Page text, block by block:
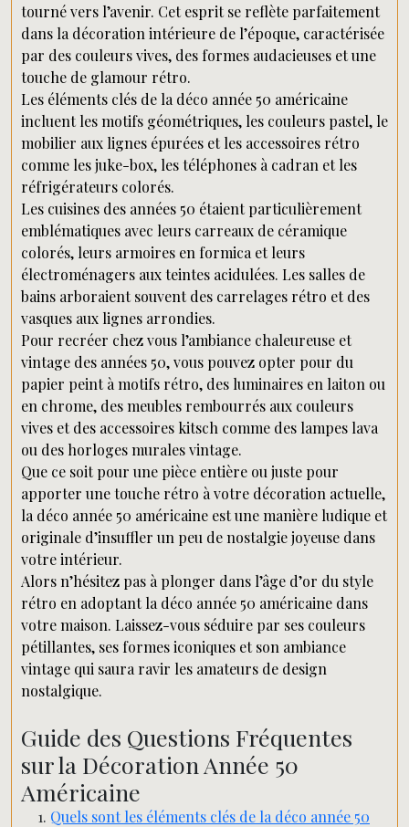
tourné vers l’avenir. Cet esprit se reflète parfaitement
dans la décoration intérieure de l’époque, caractérisée
par des couleurs vives, des formes audacieuses et une
touche de glamour rétro.
Les éléments clés de la déco année 50 américaine
incluent les motifs géométriques, les couleurs pastel, le
mobilier aux lignes épurées et les accessoires rétro
comme les juke-box, les téléphones à cadran et les
réfrigérateurs colorés.
Les cuisines des années 50 étaient particulièrement
emblématiques avec leurs carreaux de céramique
colorés, leurs armoires en formica et leurs
électroménagers aux teintes acidulées. Les salles de
bains arboraient souvent des carrelages rétro et des
vasques aux lignes arrondies.
Pour recréer chez vous l’ambiance chaleureuse et
vintage des années 50, vous pouvez opter pour du
papier peint à motifs rétro, des luminaires en laiton ou
en chrome, des meubles rembourrés aux couleurs
vives et des accessoires kitsch comme des lampes lava
ou des horloges murales vintage.
Que ce soit pour une pièce entière ou juste pour
apporter une touche rétro à votre décoration actuelle,
la déco année 50 américaine est une manière ludique et
originale d’insuffler un peu de nostalgie joyeuse dans
votre intérieur.
Alors n’hésitez pas à plonger dans l’âge d’or du style
rétro en adoptant la déco année 50 américaine dans
votre maison. Laissez-vous séduire par ses couleurs
pétillantes, ses formes iconiques et son ambiance
vintage qui saura ravir les amateurs de design
nostalgique.
Guide des Questions Fréquentes
sur la Décoration Année 50
Américaine
Quels sont les éléments clés de la déco année 50